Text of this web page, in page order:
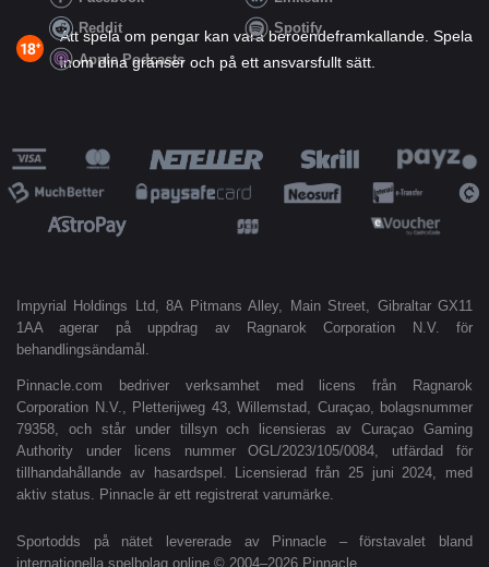
Reddit
Spotify
Apple Podcasts
Att spela om pengar kan vara beroendeframkallande. Spela
inom dina gränser och på ett ansvarsfullt sätt.
Impyrial Holdings Ltd, 8A Pitmans Alley, Main Street, Gibraltar GX11
1AA agerar på uppdrag av Ragnarok Corporation N.V. för
behandlingsändamål.
Pinnacle.com bedriver verksamhet med licens från Ragnarok
Corporation N.V., Pletterijweg 43, Willemstad, Curaçao, bolagsnummer
79358, och står under tillsyn och licensieras av Curaçao Gaming
Authority under licens nummer OGL/2023/105/0084, utfärdad för
tillhandahållande av hasardspel. Licensierad från 25 juni 2024, med
aktiv status. Pinnacle är ett registrerat varumärke.
Sportodds på nätet levererade av Pinnacle – förstavalet bland
internationella spelbolag online © 2004–2026 Pinnacle